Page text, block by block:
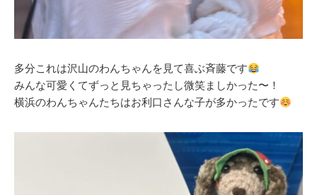
多分これは沢山のわんちゃんを見て喜ぶ斉藤です
みんな可愛くてずっと見ちゃったし微笑ましかった〜！
横浜のわんちゃんたちはお利口さんな子が多かったです